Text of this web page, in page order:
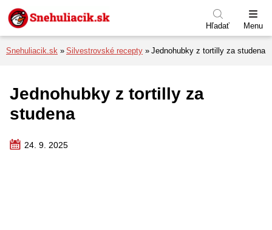
Preskočiť na menu
Preskočiť na obsah
Preskočiť na pätu
Hľadať Menu
Snehuliacik.sk Silvestrovské recepty Jednohubky z tortilly za studena
Jednohubky z tortilly za
studena
24. 9. 2025